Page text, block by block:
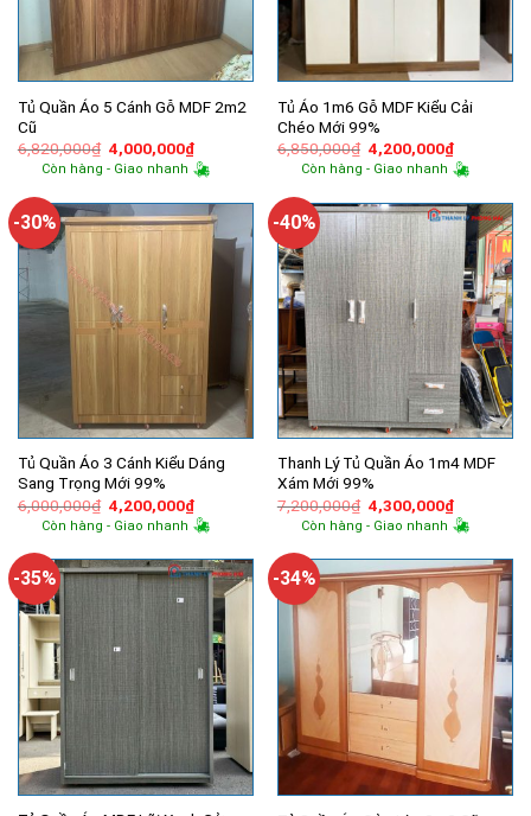
Tủ Quần Áo 5 Cánh Gỗ MDF 2m2
Cũ
6,820,000₫ Giá
gốc
là:
4,000,000₫Giá
hiện
tại
4,000,000₫.
Còn hàng - Giao nhanh
Tủ Áo 1m6 Gỗ MDF Kiểu Cải
Chéo Mới 99%
6,850,000₫ Giá
gốc
là:
4,200,000₫Giá
hiện
tại
Còn hàng - Giao nhanh
-30%
Tủ Quần Áo 3 Cánh Kiểu Dáng
Sang Trọng Mới 99%
6,000,000₫ Giá
gốc
là:
4,200,000₫Giá
hiện
tại
4,200,000₫.
Còn hàng - Giao nhanh
-40%
Thanh Lý Tủ Quần Áo 1m4 MDF
Xám Mới 99%
7,200,000₫ Giá
gốc
là:
4,300,000₫Giá
hiện
tại
Còn hàng - Giao nhanh
-35% -34%